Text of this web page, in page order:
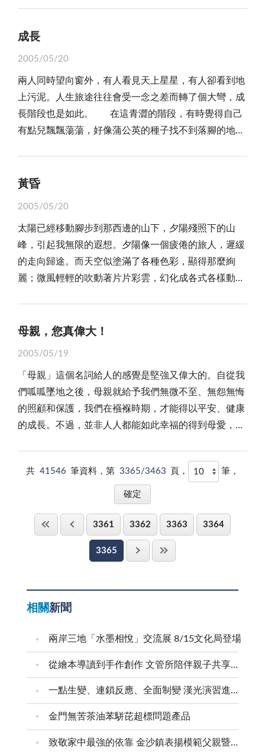
枯葉上蓋著一層白白的雪，小莉下在土裡的蛋，不知道
能不能安全度過冬天？只有等春天來了才知道。 這
喔！
「友情」卻是美好而且永久的回憶，聽媽媽說，「在家
校，但是教室裡已有一群早起的鳥兒在吱吱喳喳的討論
噹！」上課的鐘聲響起，學生們個個意興闌珊的走回教
室，開始一場與時間的戰鬥，班上幾台收音機這時又開
始播放，突然一聲「校長來了！」讓原本有如菜市場的
教室，頓時鴉雀無聲，又來一聲「校長走了！」教室裡
響起，學生暫時卸下武器，準備下一場新的戰役。
囉！」我的笑容又再次出現了。 當月亮又展露出微
笑，當太陽被黑暗吞噬，我知道是該整理一天的事務，
好好大睡一覺的時候了。 聲音像時鐘般不時的提醒
你，告訴你不要迷失了自己，聲音代表著鼓勵、心情，
成長
2005/05/20
兩人同時望向窗外，有人看見天上星星，有人卻看到地
上污泥。人生旅途往往會受一念之差而轉了個大彎，成
長階段也是如此。 在這青澀的階段，有時覺得自己
有點兒飄飄蕩蕩，好像蒲公英的種子找不到落腳的地
前進的方向，卻也有時候，應該做的是徹徹底底把自己
交託給天地的輕盈，也感受清風無所羈絆的曠達與自
用，也只有這樣完全放鬆，才會在心裡看見屬於自己的
蔚藍天空。 在十多來歲的時光歲月，正處於青少年
時期的逛飆期，心理、生理也都尚未成熟，常常一個不
年身。雖然古人常說：「要以過去的教訓教育自己、磨
最大的諒解也亦是家人，有時我們會把父母的責罵、關
心當做是「囉唆」，但換個角度想，其實這也是為人父
母的愛之深、責之切，畢竟他們經歷的人生旅途比我們
來的更長更遠，做任何事我們一股腦兒的陷下去時，他
我們陷入不知所措的窘境時，我們也必須學會和父母溝
不可以？」處於現代青澀懵懂的青少年，也就正所謂脆
弱的「草莓族」，雖然這是大眾媒體給的口號，以表示
對七年級生的觀感。其實青少年們並不如外界的看待，
青少年所缺乏的就是能有「一個了解自己的人」了解他
們的想法、看法，在成長階段也難免會遇到各種壓力，
問題滋生，但這也就是成長的代價。 成長，是因為
的時候，我們也才能看到星星，知道了成長，得到了靈
魂的滋養，於是又從心境的沃土中開出了一朵花兒，一
切都將寬容、一切也都將原諒。
黃昏
2005/05/20
太陽已經移動腳步到那西邊的山下，夕陽殘照下的山
峰，引起我無限的遐想。夕陽像一個疲倦的旅人，遲緩
的走向歸途。而天空似塗滿了各種色彩，顯得那麼絢
麗；微風輕輕的吹動著片片彩雲，幻化成各式各樣動人
的草地上，遙望西天，想起「夕陽無限好，只是近黃
成一幅綺麗的圖畫，掛在天幕上。遠遠的山峰，翠綠的
林木，及山麓清徹的溪流，如那碧綠如茵的草地，都承
受著它離別時所贈予的禮物──綺麗似錦的餘暉。 美
麗的黃昏，它是如何令人依戀呀！那將要滾落西山的餘
有幾隻疲倦的鳥兒，乘著微風，從樹梢掠過，更點綴著
黃昏的美景，遠方，只剩下一片鵝黃色的餘暉，頃刻
間，這廣大的宇宙，就籠罩在黑暗的夜幕中了。
母親，您真偉大！
2005/05/19
「母親」這個名詞給人的感覺是堅強又偉大的。自從我
們呱呱墜地之後，母親就給予我們無微不至、無怨無悔
的照顧和保護，我們在襁褓時期，才能得以平安、健康
的成長。不過，並非人人都能如此幸福的得到母愛，也
的呵護和關懷，那一種渴望有母親的日子，是外人所不
能體會的，不過失去母愛的人，往往在各方面都比一般
親慶祝節日，以表孝心，各鄉鎮也都會表揚模範母親，
學校也讓學生做母親卡比賽，所以在五月的這個月裡，
讓人覺得格外的溫馨。 沒有母親的孩子，他們不喜
他們看到別人有母親的陪伴是何等的幸福，自己就會觸
景傷情，悲從中來。 有母親的日子裡，我們要知
欲養而親不待」，當母親還健在的時候，我們要克盡做
子女的孝道承歡膝下，不能忤逆、頂撞父母，要做個守
奸犯科，而牽累父母，讓父母蒙羞，那就是最大的不孝
答不完，沒有母親就沒今天的我們，母親的愛是至善至
純的，擁有母愛的人，是全天下最幸福的人，因為親情
共 41546 筆資料，第 3365/3463 頁， 筆，
3361 3362 3363 3364
3365
相關新聞
兩岸三地「水墨相悅」交流展 8/15文化局登場
從繪本導讀到手作創作 文管所陪伴親子共享溫馨時光
一點生變、連鎖反應、全面制變 漢光演習進行防護射擊
金門無苦茶油苯駢芘超標問題產品
致敬家中最強的依靠 金沙鎮表揚模範父親暨新好爸爸